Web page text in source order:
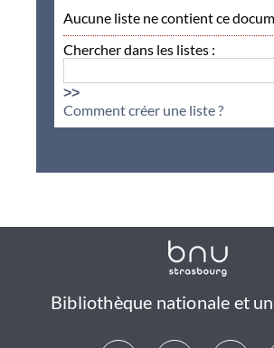
Aucune liste ne contient ce
Chercher dans les listes :
>>
Comment créer une liste ?
Bibliothèque nationale et